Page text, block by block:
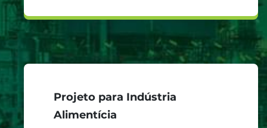
Projeto para Indústria
Alimentícia